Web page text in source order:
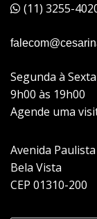
(11) 3255-
Segunda à Sexta
9h00 às 19h00
Agende uma
Avenida
Bela Vista
CEP 01310-200